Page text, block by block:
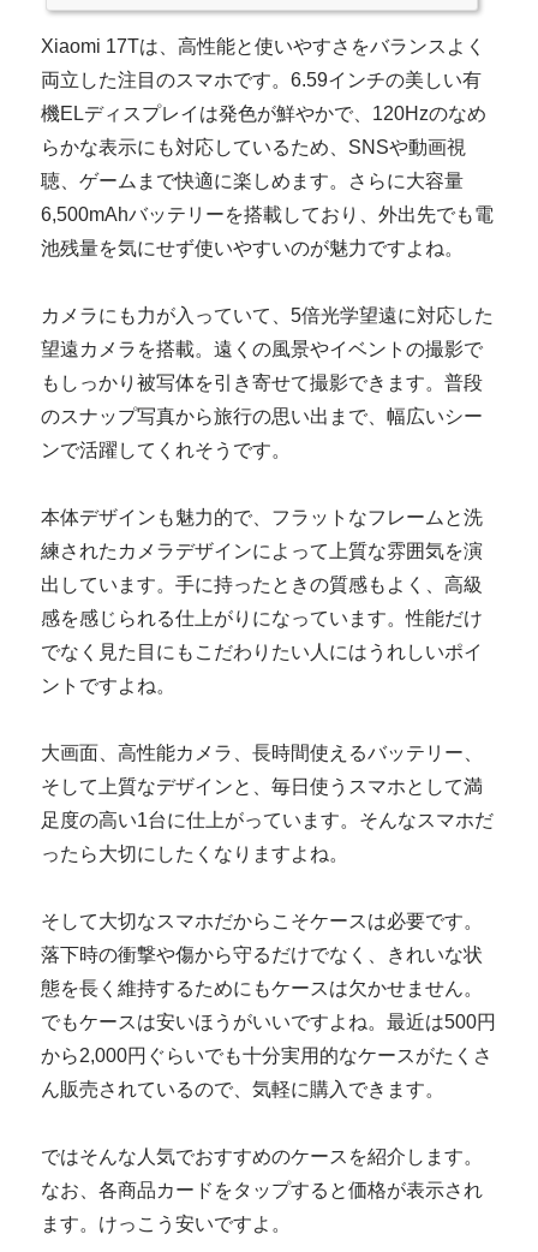
Xiaomi 17Tは、高性能と使いやすさをバランスよく
両立した注目のスマホです。6.59インチの美しい有
機ELディスプレイは発色が鮮やかで、120Hzのなめ
らかな表示にも対応しているため、SNSや動画視
聴、ゲームまで快適に楽しめます。さらに大容量
6,500mAhバッテリーを搭載しており、外出先でも電
池残量を気にせず使いやすいのが魅力ですよね。
カメラにも力が入っていて、5倍光学望遠に対応した
望遠カメラを搭載。遠くの風景やイベントの撮影で
もしっかり被写体を引き寄せて撮影できます。普段
のスナップ写真から旅行の思い出まで、幅広いシー
ンで活躍してくれそうです。
本体デザインも魅力的で、フラットなフレームと洗
練されたカメラデザインによって上質な雰囲気を演
出しています。手に持ったときの質感もよく、高級
感を感じられる仕上がりになっています。性能だけ
でなく見た目にもこだわりたい人にはうれしいポイ
ントですよね。
大画面、高性能カメラ、長時間使えるバッテリー、
そして上質なデザインと、毎日使うスマホとして満
足度の高い1台に仕上がっています。そんなスマホだ
ったら大切にしたくなりますよね。
そして大切なスマホだからこそケースは必要です。
落下時の衝撃や傷から守るだけでなく、きれいな状
態を長く維持するためにもケースは欠かせません。
でもケースは安いほうがいいですよね。最近は500円
から2,000円ぐらいでも十分実用的なケースがたくさ
ん販売されているので、気軽に購入できます。
ではそんな人気でおすすめのケースを紹介します。
なお、各商品カードをタップすると価格が表示され
ます。けっこう安いですよ。